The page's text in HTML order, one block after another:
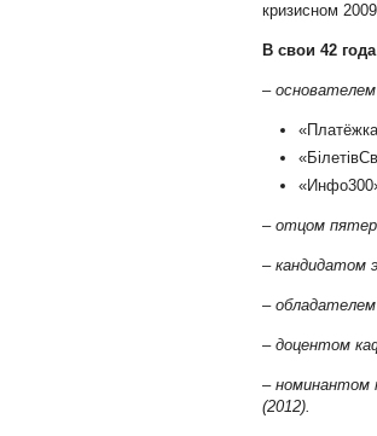
кризисном
В свои 42
–основателем
– отцом
– кандидатом
–
– доцентом
– номинантом
(2012).